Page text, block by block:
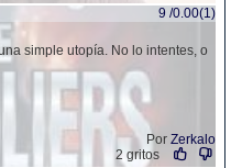
9 /0.00(1)
simple utopía. No lo intentes, o
Por Zerkalo
2 gritos